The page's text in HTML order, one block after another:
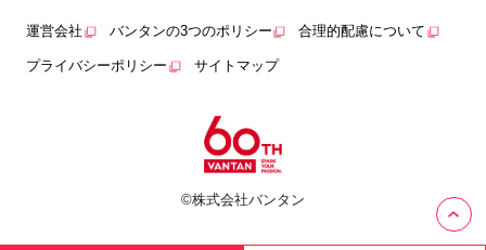
運営会社 バンタンの3つのポリシー 合理的配慮について
プライバシーポリシー サイトマップ
©株式会社バンタン